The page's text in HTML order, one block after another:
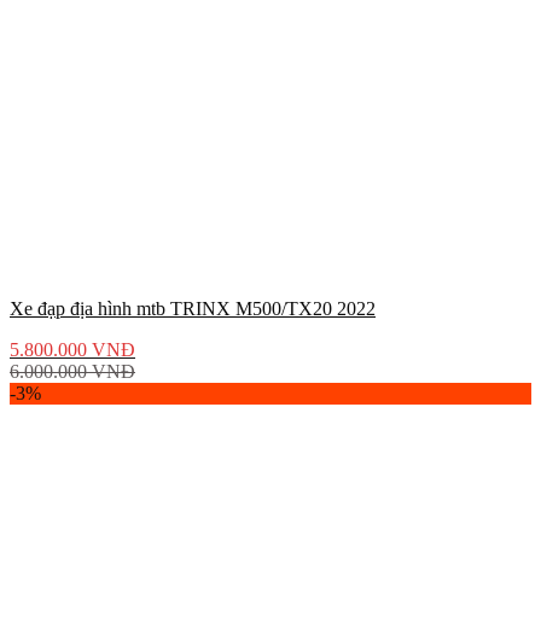
Xe đạp địa hình mtb TRINX M500/TX20 2022
5.800.000 VNĐ
6.000.000VNĐ
-3%